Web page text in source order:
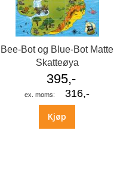
Bee-Bot og Blue-Bot Matte
Skatteøya
395,-
316,-
Kjøp